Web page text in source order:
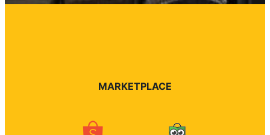
MARKETPLACE